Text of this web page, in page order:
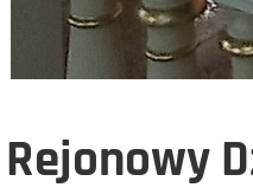
Rejonowy